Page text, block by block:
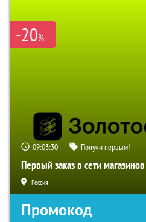
-20%
09:03:29 Получи первым!
Первый заказ в сети
Россия
Промокод